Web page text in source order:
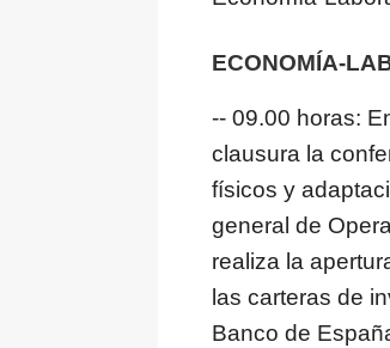
ECONOMÍA-
-- 09.00 horas:
clausura la
físicos y
general de
realiza la
las carteras de
Banco de